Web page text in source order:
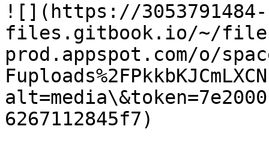
![](https://3053791484-
files.gitbook.io/~/
prod.appspot.com/o/
6267112845f7)